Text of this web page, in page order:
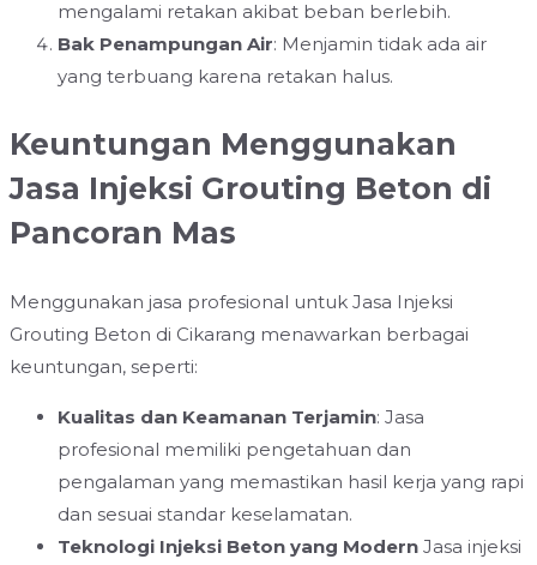
mengalami retakan akibat beban berlebih.
Bak Penampungan Air: Menjamin tidak ada air
yang terbuang karena retakan halus.
Keuntungan Menggunakan
Jasa Injeksi Grouting Beton di
Pancoran Mas
Menggunakan jasa profesional untuk Jasa Injeksi
Grouting Beton di Cikarang menawarkan berbagai
keuntungan, seperti:
Kualitas dan Keamanan Terjamin: Jasa
profesional memiliki pengetahuan dan
pengalaman yang memastikan hasil kerja yang rapi
dan sesuai standar keselamatan.
Teknologi Injeksi Beton yang Modern Jasa injeksi